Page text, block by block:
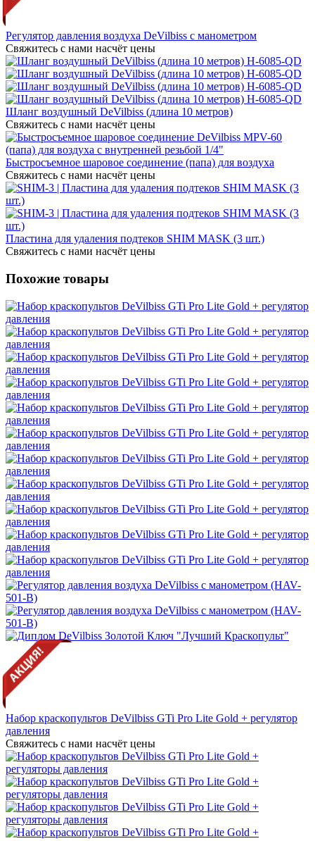
Регулятор давления воздуха DeVilbiss с манометром
Свяжитесь с нами насчёт цены
Шланг воздушный DeVilbiss (длина 10 метров)
Свяжитесь с нами насчёт цены
Быстросъемное шаровое соединение (папа) для воздуха
Свяжитесь с нами насчёт цены
Пластина для удаления подтеков SHIM MASK (3 шт.)
Свяжитесь с нами насчёт цены
Похожие товары
Набор краскопультов DeVilbiss GTi Pro Lite Gold + регулятор
давления
Свяжитесь с нами насчёт цены